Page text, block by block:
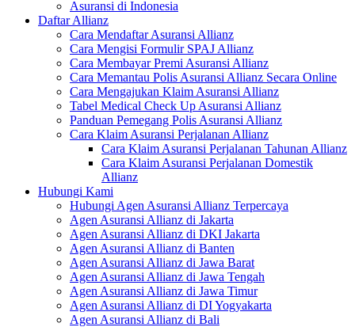
Asuransi di Indonesia
Daftar Allianz
Cara Mendaftar Asuransi Allianz
Cara Mengisi Formulir SPAJ Allianz
Cara Membayar Premi Asuransi Allianz
Cara Memantau Polis Asuransi Allianz Secara Online
Cara Mengajukan Klaim Asuransi Allianz
Tabel Medical Check Up Asuransi Allianz
Panduan Pemegang Polis Asuransi Allianz
Cara Klaim Asuransi Perjalanan Allianz
Cara Klaim Asuransi Perjalanan Tahunan Allianz
Cara Klaim Asuransi Perjalanan Domestik
Allianz
Hubungi Kami
Hubungi Agen Asuransi Allianz Terpercaya
Agen Asuransi Allianz di Jakarta
Agen Asuransi Allianz di DKI Jakarta
Agen Asuransi Allianz di Banten
Agen Asuransi Allianz di Jawa Barat
Agen Asuransi Allianz di Jawa Tengah
Agen Asuransi Allianz di Jawa Timur
Agen Asuransi Allianz di DI Yogyakarta
Agen Asuransi Allianz di Bali